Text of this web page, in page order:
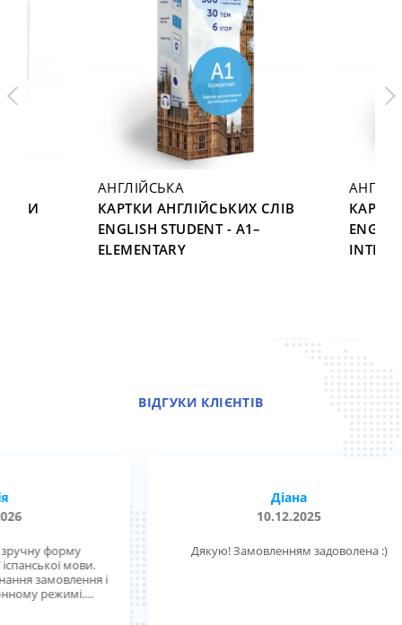
АНГЛІЙСЬКА
КАРТКИ АНГЛІЙСЬКИХ СЛІВ
ENGLISH STUDENT - A1–
ELEMENTARY
ВІДГУКИ КЛІЄНТІВ
і
Дякую! Замовленням задоволена :)